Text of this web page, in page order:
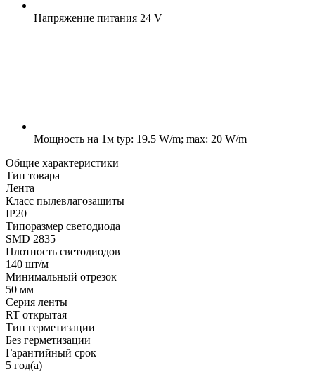
Напряжение питания 24 V
Мощность на 1м typ: 19.5 W/m; max: 20 W/m
Общие характеристики
Тип товара
Лента
Класс пылевлагозащиты
IP20
Типоразмер светодиода
SMD 2835
Плотность светодиодов
140 шт/м
Минимальный отрезок
50 мм
Серия ленты
RT открытая
Тип герметизации
Без герметизации
Гарантийный срок
5 год(а)